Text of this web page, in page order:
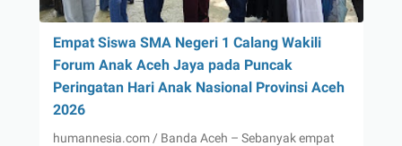
Empat Siswa SMA Negeri 1 Calang Wakili
Forum Anak Aceh Jaya pada Puncak
Peringatan Hari Anak Nasional Provinsi Aceh
2026
humannesia.com / Banda Aceh – Sebanyak empat